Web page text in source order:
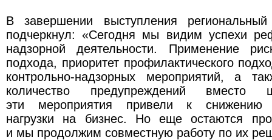
В завершении выступления региональный
подчеркнул: «Сегодня мы видим успехи
надзорной деятельности. Применение
подхода, приоритет профилактического
контрольно-надзорных мероприятий, а
количество предупреждений
эти мероприятия привели к снижению
нагрузки на бизнес. Но еще остаются
и мы продолжим совместную работу по их